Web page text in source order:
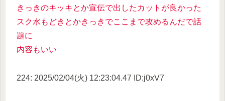
きっきのキッキとか宣伝で出したカットが良かった
スク水もどきとかきっきでここまで攻めるんだで話
題に
内容もいい
224: 2025/02/04(火) 12:23:04.47 ID:j0xV7